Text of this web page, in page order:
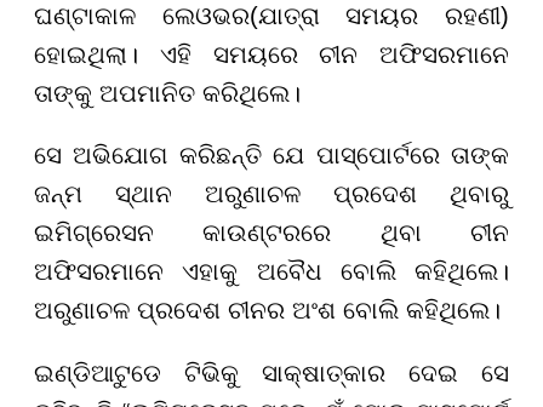
ଘଣ୍ଟାକାଳ ଲେଓଭର(ଯାତ୍ରା ସମୟର ରହଣୀ)
ହୋଇଥିଲା। ଏହି ସମୟରେ ଚୀନ ଅଫିସରମାନେ
ତାଙ୍କୁ ଅପମାନିତ କରିଥିଲେ।
ସେ ଅଭିଯୋଗ କରିଛନ୍ତି ଯେ ପାସ୍‌ପୋର୍ଟରେ ତାଙ୍କ
ଜନ୍ମ ସ୍ଥାନ ଅରୁଣାଚଳ ପ୍ରଦେଶ ଥିବାରୁ
ଇମିଗ୍ରେସନ କାଉଣ୍ଟରରେ ଥିବା ଚୀନ
ଅଫିସରମାନେ ଏହାକୁ ଅବୈଧ ବୋଲି କହିଥିଲେ।
ଅରୁଣାଚଳ ପ୍ରଦେଶ ଚୀନର ଅଂଶ ବୋଲି କହିଥିଲେ।
ଇଣ୍ଡିଆଟୁଡେ ଟିଭିକୁ ସାକ୍ଷାତ୍‌କାର ଦେଇ ସେ